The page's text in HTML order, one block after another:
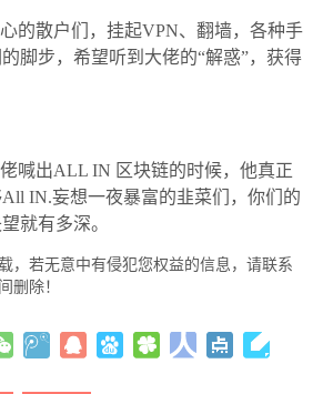
的散户们，挂起VPN、翻墙，各种手
脚步，希望听到大佬的“解惑”，获得
喊出ALL IN 区块链的时候，他真正
IN.妄想一夜暴富的韭菜们，你们的
就有多深。
，若无意中有侵犯您权益的信息，请联系
删除！